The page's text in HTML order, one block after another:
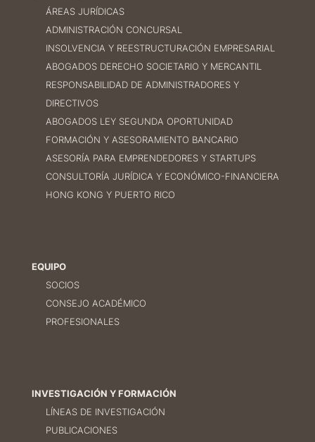
ÁREAS JURÍDICAS
ADMINISTRACIÓN CONCURSAL
INSOLVENCIA Y REESTRUCTURACIÓN EMPRESARIAL
ABOGADOS DERECHO SOCIETARIO Y MERCANTIL
RESPONSABILIDAD DE ADMINISTRADORES Y
DIRECTIVOS
ABOGADOS LEY SEGUNDA OPORTUNIDAD
FORMACIÓN Y ASESORAMIENTO BANCARIO
ASESORÍA PARA EMPRENDEDORES Y STARTUPS
CONSULTORÍA JURÍDICA Y ECONÓMICO-FINANCIERA
HONG KONG Y PUERTO RICO
EQUIPO
SOCIOS
CONSEJO ACADÉMICO
PROFESIONALES
INVESTIGACIÓN Y FORMACIÓN
LÍNEAS DE INVESTIGACIÓN
PUBLICACIONES